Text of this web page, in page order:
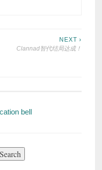
NEXT ›
Clannad智代结局达成！